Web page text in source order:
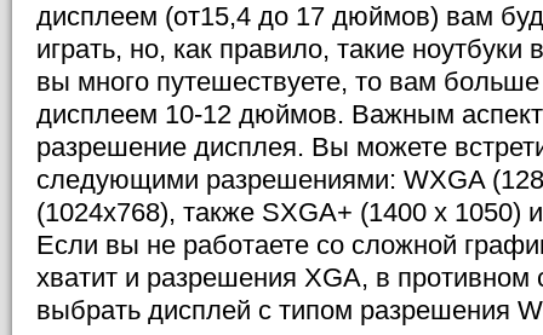
дисплеем (от15,4 до 17 дюймов) вам
играть, но, как правило, такие ноутбуки
вы много путешествуете, то вам больше
дисплеем 10-12 дюймов. Важным
разрешение дисплея. Вы можете
следующими разрешениями: WXGA
(1024х768), также SXGA+ (1400 х 1050)
Если вы не работаете со сложной
хватит и разрешения XGA, в
выбрать дисплей с типом разрешения